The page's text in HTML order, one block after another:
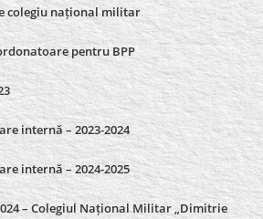
colegiu național militar
pentru BPP
internă – 2023-2024
internă –2024-2025
– Colegiul Național Militar „Dimitrie